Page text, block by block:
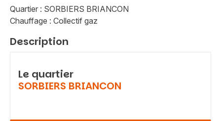
Quartier : SORBIERS BRIANCON
Chauffage : Collectif gaz
Description
Le quartier
SORBIERS BRIANCON